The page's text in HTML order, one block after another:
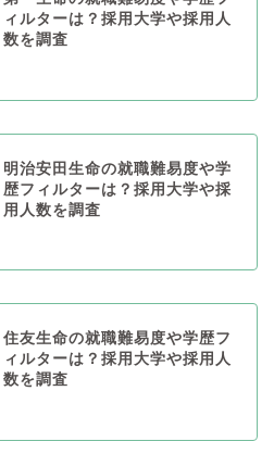
ィルターは？採用大学や採用人
数を調査
明治安田生命の就職難易度や学
歴フィルターは？採用大学や採
用人数を調査
住友生命の就職難易度や学歴フ
ィルターは？採用大学や採用人
数を調査